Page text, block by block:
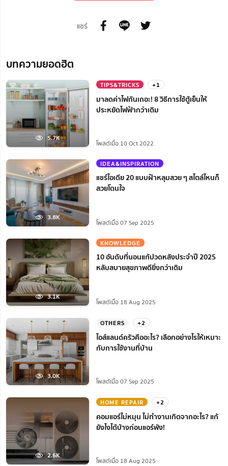
แชร์
บทความยอดฮิต
5.7K
TIPS&TRICKS +1
มาลดค่าไฟกันเถอะ! 8 วิธีการใช้ตู้เย็นให้
ประหยัดไฟฟ้ากว่าเดิม
โพสต์เมื่อ 10 Oct 2022
3.8K
IDEA&INSPIRATION
แชร์ไอเดีย 20 แบบฝ้าหลุมสวย ๆ สไตล์ไหนก็
สวยโดนใจ
โพสต์เมื่อ 07 Sep 2025
3.1K
KNOWLEDGE
10 อันดับที่นอนแก้ปวดหลังประจำปี 2025
หลับสบายสุขภาพดียิ่งกว่าเดิม
โพสต์เมื่อ 18 Aug 2025
3.0K
OTHERS +2
ไอส์แลนด์ครัวคืออะไร? เลือกอย่างไรให้เหมาะ
กับการใช้งานที่บ้าน
โพสต์เมื่อ 07 Sep 2025
2.6K
HOME REPAIR +2
คอมแอร์ไม่หมุน ไม่ทํางานเกิดจากอะไร? แก้
ยังไงได้บ้างก่อนแอร์พัง!
โพสต์เมื่อ 18 Aug 2025